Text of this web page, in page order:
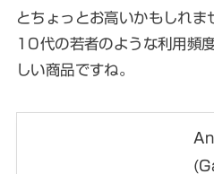
とちょっとお高いかもしれま
10代の若者のような利用頻
しい商品ですね。